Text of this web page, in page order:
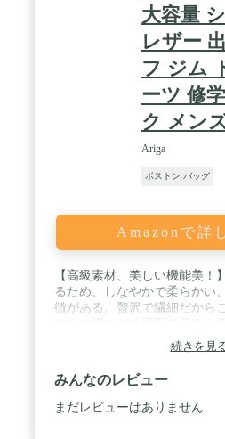
大容量
レザー
フ ジム
ーツ 修
ク メン
Ariga
ボストン バッグ
Amazonで詳
【高級素材、美しい機能美！
るため、しなやかで柔らかい
徴がある。贅沢で繊細だから
な雰囲気を高めてくれます /
脱可能のショルダーベルトが
提げバッグ2wayでお好みに
底部に5つの底鋲があります
を遮断しながら、摩擦による
続きを見
みんなのレビュー
まだレビューはありません